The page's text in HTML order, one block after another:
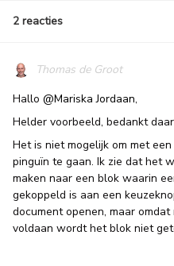
2 reacties
Thomas de Groot
Hallo @Mariska Jordaan,
Helder voorbeeld, bedankt
Het is niet mogelijk om met
pinguïn te gaan. Ik zie dat het
maken naar een blok waarin
gekoppeld is aan een
document openen, maar
voldaan wordt het blok niet